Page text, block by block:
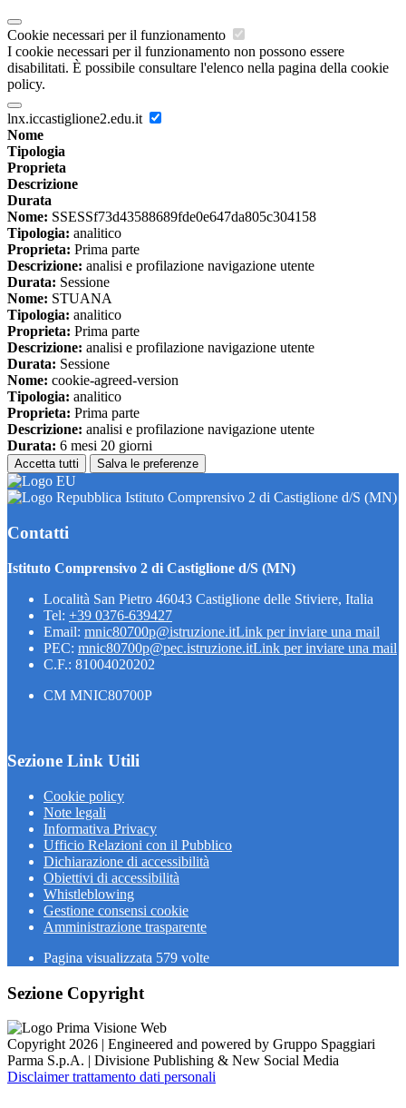
Cookie necessari per il funzionamento
I cookie necessari per il funzionamento non possono essere
disabilitati. È possibile consultare l'elenco nella pagina della cookie
policy.
lnx.iccastiglione2.edu.it
Nome
Tipologia
Proprieta
Descrizione
Durata
Nome: SSESSf73d43588689fde0e647da805c304158
Tipologia: analitico
Proprieta: Prima parte
Descrizione: analisi e profilazione navigazione utente
Durata: Sessione
Nome: STUANA
Tipologia: analitico
Proprieta: Prima parte
Descrizione: analisi e profilazione navigazione utente
Durata: Sessione
Nome: cookie-agreed-version
Tipologia: analitico
Proprieta: Prima parte
Descrizione: analisi e profilazione navigazione utente
Durata: 6 mesi 20 giorni
Accetta tutti Salva le preferenze
Istituto Comprensivo 2 di Castiglione d/S (MN)
Contatti
Istituto Comprensivo 2 di Castiglione d/S (MN)
Località San Pietro 46043 Castiglione delle Stiviere, Italia
Tel: +39 0376-639427
Email: mnic80700p@istruzione.itLink per inviare una mail
PEC: mnic80700p@pec.istruzione.itLink per inviare una mail
C.F.: 81004020202
CM MNIC80700P
Sezione Link Utili
Cookie policy
Note legali
Informativa Privacy
Ufficio Relazioni con il Pubblico
Dichiarazione di accessibilità
Obiettivi di accessibilità
Whistleblowing
Gestione consensi cookie
Amministrazione trasparente
Pagina visualizzata 579 volte
Sezione Copyright
Copyright 2026 | Engineered and powered by Gruppo Spaggiari
Parma S.p.A. | Divisione Publishing & New Social Media
Disclaimer trattamento dati personali